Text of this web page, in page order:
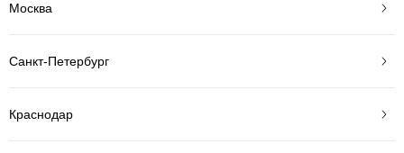
Москва
Санкт-Петербург
Краснодар